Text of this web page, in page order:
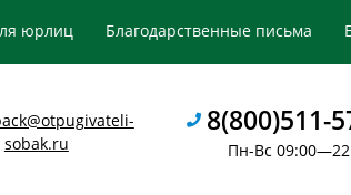
юрлиц Благодарственные письма
sobak.ru
8(800)511-
Пн-Вс